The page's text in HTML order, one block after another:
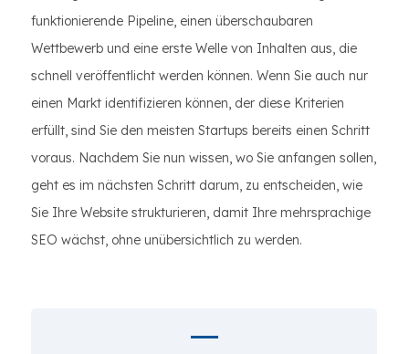
funktionierende Pipeline, einen überschaubaren
Wettbewerb und eine erste Welle von Inhalten aus, die
schnell veröffentlicht werden können. Wenn Sie auch nur
einen Markt identifizieren können, der diese Kriterien
erfüllt, sind Sie den meisten Startups bereits einen Schritt
voraus. Nachdem Sie nun wissen, wo Sie anfangen sollen,
geht es im nächsten Schritt darum, zu entscheiden, wie
Sie Ihre Website strukturieren, damit Ihre mehrsprachige
SEO wächst, ohne unübersichtlich zu werden.